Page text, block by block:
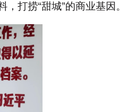
打捞“甜城”的商业基因。